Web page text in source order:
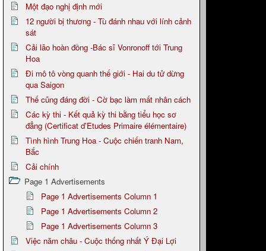
Một đạo nghị định mới
12 người bị thương - Tù đánh nhau với lính cảnh
sát
Cải lão hoàn đồng -Bác sĩ Vonronoff tới Trung
Hoa
Đi mô tô vòng quanh thế giới - Hai du tử dừng
qua Saigon
Thế cũng đáng đời - Cờ bạc làm mất nhân cách
Các kỳ thi - Kết quả kỳ thi bằng tiểu học sơ
đẳng (Certificat d'Etudes Primaire élémentaire)
Tình hình Trung Hoa - Cuộc chiến tranh Nam,
Bắc
Cải chính
Page 1 Advertisements
Page 1 Advertisements Column 1
Page 1 Advertisements Column 2
Page 1 Advertisements Column 3
Việc năm châu - Cuộc thống nhất Ý Đại Lợi